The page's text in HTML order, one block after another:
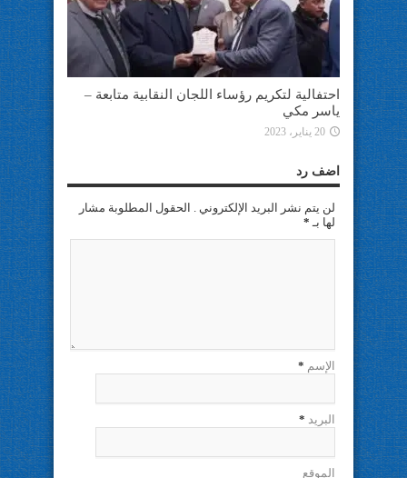
احتفالية لتكريم رؤساء اللجان النقابية متابعة –
ياسر مكي
20 يناير، 2023
اضف رد
لن يتم نشر البريد الإلكتروني . الحقول المطلوبة مشار
لها بـ *
الإسم *
البريد *
الموقع